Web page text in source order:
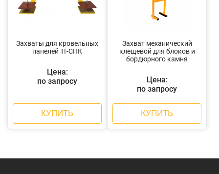
Захваты для кровельных
панелей ТГ-СПК
Цена:
по запросу
КУПИТЬ
Захват механический
клещевой для блоков и
бордюрного камня
Цена:
по запросу
КУПИТЬ